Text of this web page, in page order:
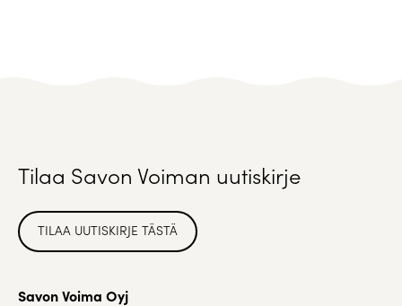
Tilaa Savon Voiman uutiskirje
TILAA UUTISKIRJE TÄSTÄ
Savon Voima Oyj